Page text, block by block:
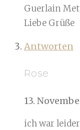
Guerlain
Liebe Grüße
Antworten
Rose
13.
ich war